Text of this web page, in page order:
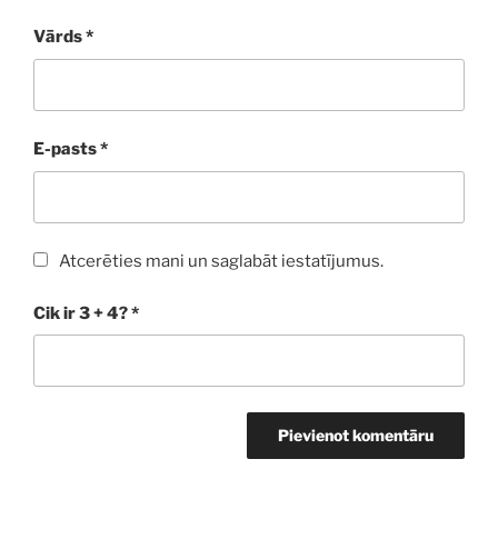
Vārds*
E-pasts*
Atcerēties mani un saglabāt iestatījumus.
Cik ir 3 + 4?*